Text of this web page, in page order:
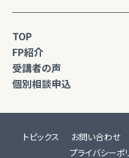
TOP
FP紹介
受講者の声
個別相談申込
トピックス お問い合わせ
プライバシーポ